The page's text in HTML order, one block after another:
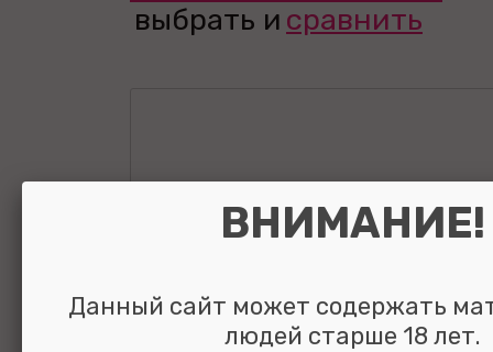
выбрать и сравнить
ВНИМАНИЕ!
Данный сайт может содержать
людей старше 18 лет.